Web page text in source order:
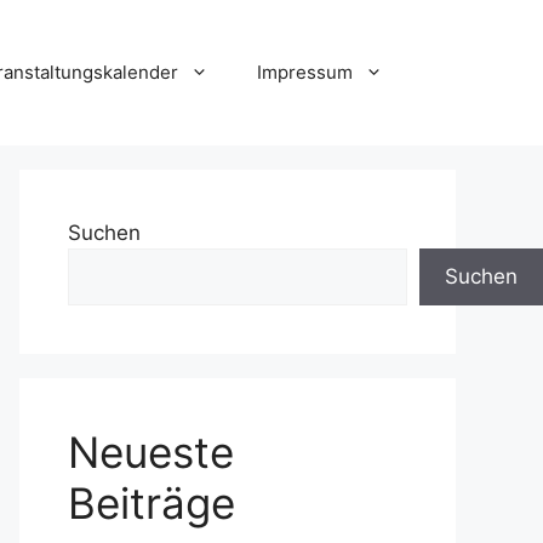
Impressum
Suchen
Suchen
Neueste
Beiträge